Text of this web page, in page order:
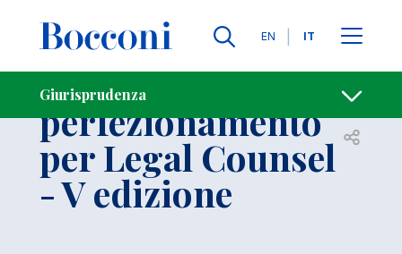
Lingue
EN IT
Giurisprudenza
Briciole di pane
Corso di
perfezionamento
per Legal Counsel
- V edizione
Apri